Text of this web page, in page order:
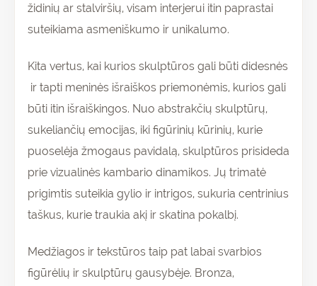
židinių ar stalviršių, visam interjerui itin paprastai
suteikiama asmeniškumo ir unikalumo.
Kita vertus, kai kurios skulptūros gali būti didesnės
ir tapti meninės išraiškos priemonėmis, kurios gali
būti itin išraiškingos. Nuo abstrakčių skulptūrų,
sukeliančių emocijas, iki figūrinių kūrinių, kurie
puoselėja žmogaus pavidalą, skulptūros prisideda
prie vizualinės kambario dinamikos. Jų trimatė
prigimtis suteikia gylio ir intrigos, sukuria centrinius
taškus, kurie traukia akį ir skatina pokalbį.
Medžiagos ir tekstūros taip pat labai svarbios
figūrėlių ir skulptūrų gausybėje. Bronza,